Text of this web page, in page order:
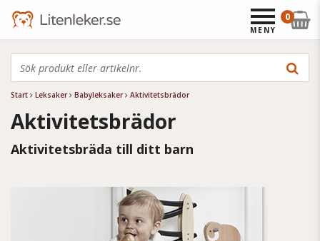
Start Leksaker Babyleksaker Aktivitetsbrädor
Aktivitetsbrädor
Aktivitetsbräda till ditt barn
0
MENY